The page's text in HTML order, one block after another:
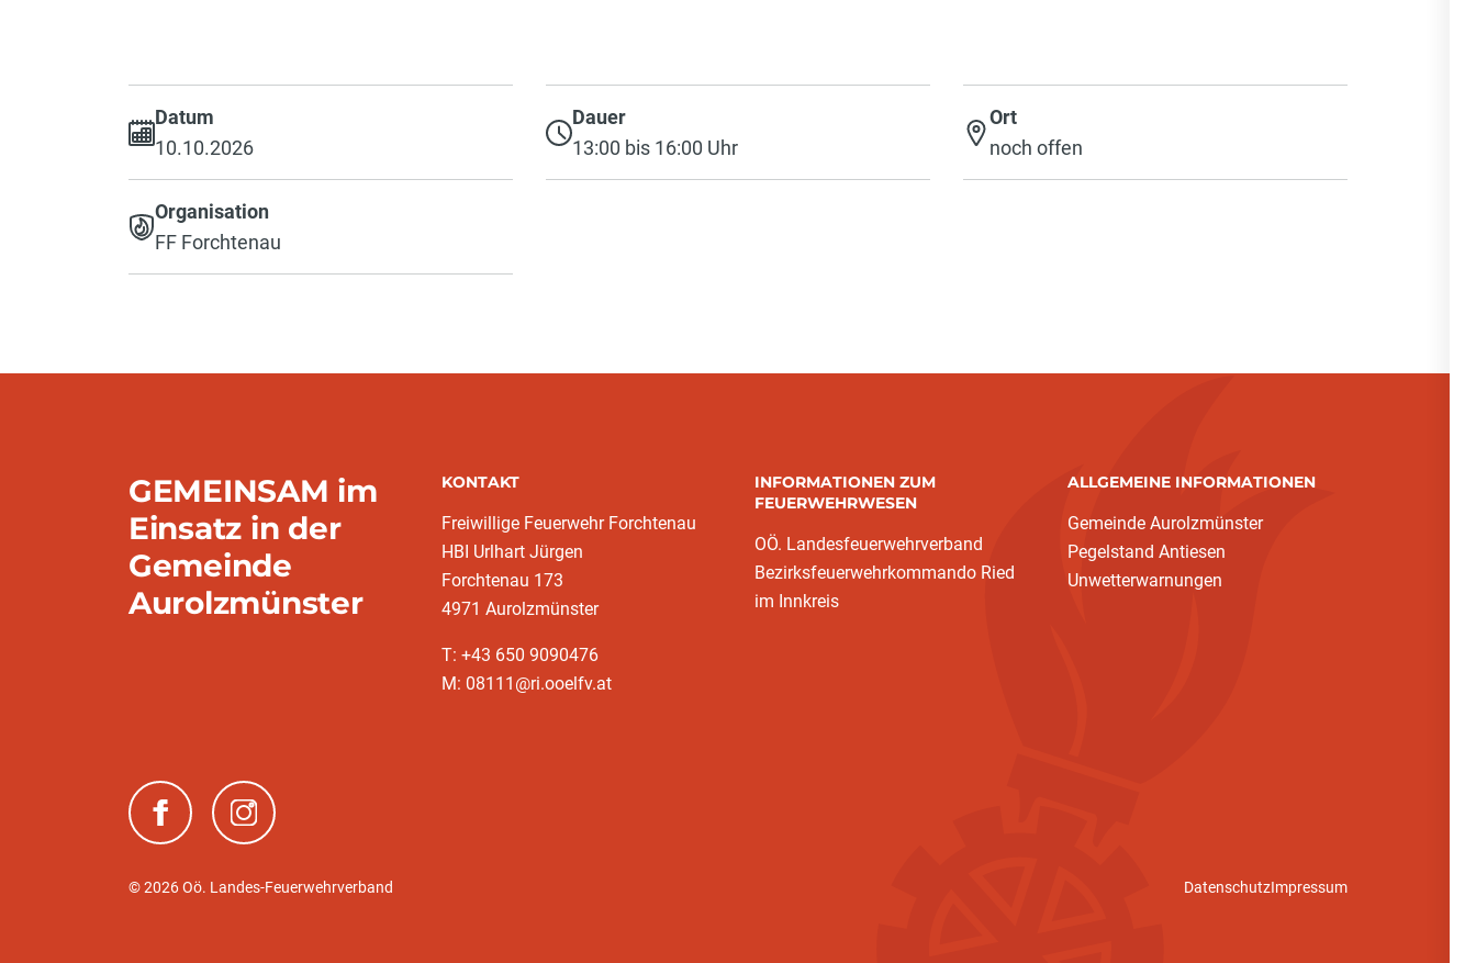
Datum
10.10.2026
Dauer
13:00 bis 16:00 Uhr
Ort
noch offen
Organisation
FF Forchtenau
GEMEINSAM im
Einsatz in der
Gemeinde
Aurolzmünster
KONTAKT
Freiwillige Feuerwehr Forchtenau
HBI Urlhart Jürgen
Forchtenau 173
4971 Aurolzmünster
T: +43 650 9090476
M: 08111@ri.ooelfv.at
INFORMATIONEN ZUM
FEUERWEHRWESEN
OÖ. Landesfeuerwehrverband
Bezirksfeuerwehrkommando Ried
im Innkreis
ALLGEMEINE INFORMATIONEN
Gemeinde Aurolzmünster
Pegelstand Antiesen
Unwetterwarnungen
(neues Fenster)(neues Fenster)
© 2026 Oö. Landes-Feuerwehrverband DatenschutzImpressum